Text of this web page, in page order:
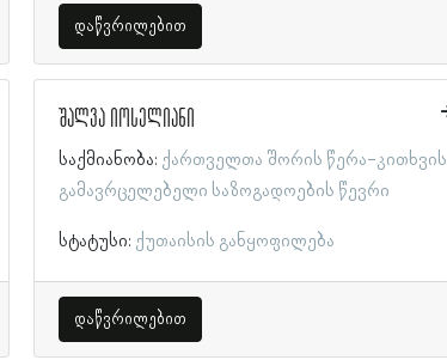
დაწვრილებით
შალვა იოსელიანი
საქმიანობა: ქართველთა შორის წერა-კითხვის
გამავრცელებელი საზოგადოების წევრი
სტატუსი: ქუთაისის განყოფილება
დაწვრილებით